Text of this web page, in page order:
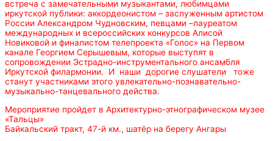
встреча с замечательными музыкантами, любимцами
иркутской публики: аккордеонистом – заслуженным артистом
России Александром Чудновским, певцами –лауреатом
международных и всероссийских конкурсов Алисой
Новиковой и финалистом телепроекта «Голос» на Первом
канале Георгием Серышевым, которые выступят в
сопровождении Эстрадно-инструментального ансамбля
Иркутской филармонии. И наши дорогие слушатели тоже
станут участниками этого увлекательно-познавательно-
музыкально-танцевального действа.
Мероприятие пройдет в Архитектурно-этнографическом музее
«Тальцы»
Байкальский тракт, 47-й км., шатёр на берегу Ангары